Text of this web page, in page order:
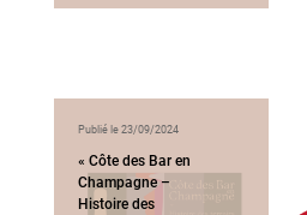
Publié le 23/09/2024
« Côte des Bar en
Champagne –
Histoire des